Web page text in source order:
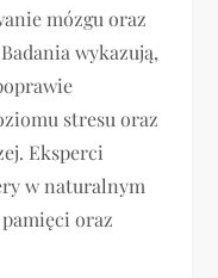
mózgu oraz
wykazują,
stresu oraz
Eksperci
w naturalnym
oraz